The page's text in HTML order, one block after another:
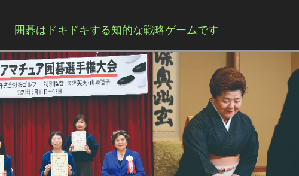
囲碁はドキドキする知的な戦略ゲームです